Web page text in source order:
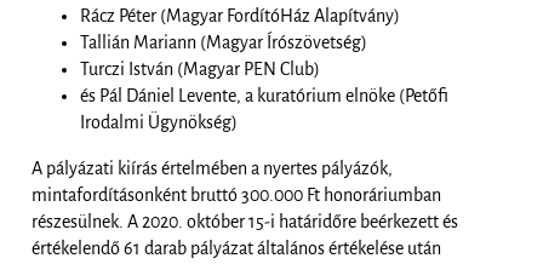
Rácz Péter (Magyar FordítóHáz Alapítvány)
Tallián Mariann (Magyar Írószövetség)
Turczi István (Magyar PEN Club)
és Pál Dániel Levente, a kuratórium elnöke (Petőfi
Irodalmi Ügynökség)
A pályázati kiírás értelmében a nyertes pályázók,
mintafordításonként bruttó 300.000 Ft honoráriumban
részesülnek. A 2020. október 15-i határidőre beérkezett és
értékelendő 61 darab pályázat általános értékelése után